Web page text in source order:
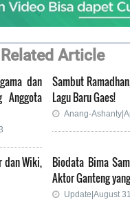
Related Article
dan
Anggota
Sambut
Lagu Baru Gaes!
Anang-
dan Wiki,
Biodata Bima
Aktor Ganteng
Update|August